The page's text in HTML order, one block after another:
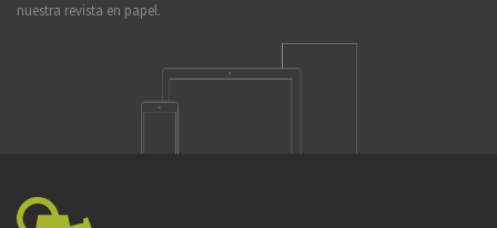
nuestra revista en papel.